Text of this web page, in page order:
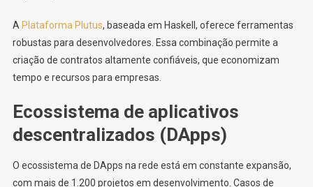
A Plataforma Plutus, baseada em Haskell, oferece ferramentas
robustas para desenvolvedores. Essa combinação permite a
criação de contratos altamente confiáveis, que economizam
tempo e recursos para empresas.
Ecossistema de aplicativos
descentralizados (DApps)
O ecossistema de DApps na rede está em constante expansão,
com mais de 1.200 projetos em desenvolvimento. Casos de